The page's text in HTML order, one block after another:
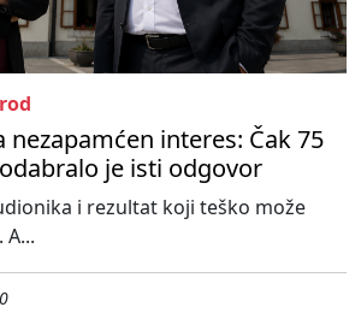
nezapamćen interes: Čak 75
je isti odgovor
i rezultat koji teško može